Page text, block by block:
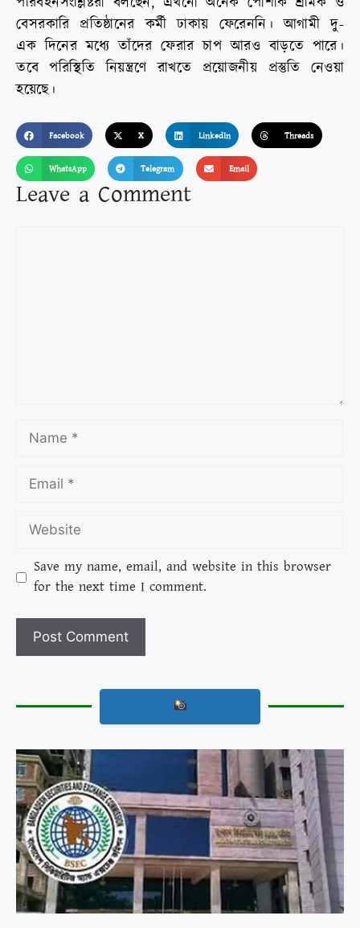
বেসরকারি প্রতিষ্ঠানের কর্মী ঢাকায় ফেরেননি। আগামী দু-
এক দিনের মধ্যে তাঁদের ফেরার চাপ আরও বাড়তে পারে।
তবে পরিস্থিতি নিয়ন্ত্রণে রাখতে প্রয়োজনীয় প্রস্তুতি নেওয়া
হয়েছে।
Facebook X LinkedIn Threads
WhatsApp Telegram Email
Leave a Comment
Save my name, email, and website in this browser
for the next time I comment.